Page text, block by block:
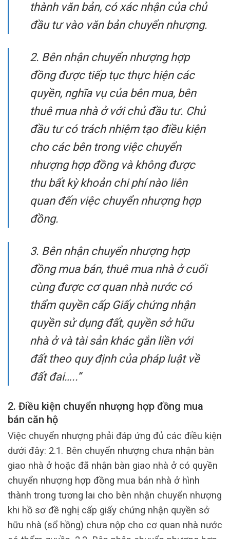
thành văn bản, có xác nhận của chủ
đầu tư vào văn bản chuyển nhượng.
2. Bên nhận chuyển nhượng hợp
đồng được tiếp tục thực hiện các
quyền, nghĩa vụ của bên mua, bên
thuê mua nhà ở với chủ đầu tư. Chủ
đầu tư có trách nhiệm tạo điều kiện
cho các bên trong việc chuyển
nhượng hợp đồng và không được
thu bất kỳ khoản chi phí nào liên
quan đến việc chuyển nhượng hợp
đồng.
3. Bên nhận chuyển nhượng hợp
đồng mua bán, thuê mua nhà ở cuối
cùng được cơ quan nhà nước có
thẩm quyền cấp Giấy chứng nhận
quyền sử dụng đất, quyền sở hữu
nhà ở và tài sản khác gắn liền với
đất theo quy định của pháp luật về
đất đai…..”
2. Điều kiện chuyển nhượng hợp đồng mua
bán căn hộ
Việc chuyển nhượng phải đáp ứng đủ các điều kiện
dưới đây: 2.1. Bên chuyển nhượng chưa nhận bàn
giao nhà ở hoặc đã nhận bàn giao nhà ở có quyền
chuyển nhượng hợp đồng mua bán nhà ở hình
thành trong tương lai cho bên nhận chuyển nhượng
khi hồ sơ đề nghị cấp giấy chứng nhận quyền sở
hữu nhà (sổ hồng) chưa nộp cho cơ quan nhà nước